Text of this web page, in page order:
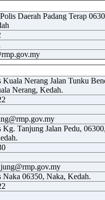
Daerah Padang Terap
Kuala Nerang Jalan Tunku
Nerang, Kedah.
Kg. Tanjung Jalan Pedu,
Naka 06350, Naka, Kedah.